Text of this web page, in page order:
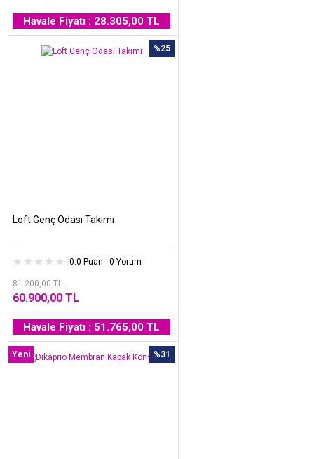
Havale Fiyatı : 28.305,00 TL
%25
Loft Genç Odası Takımı
0.0 Puan - 0 Yorum
81.200,00 TL
60.900,00 TL
Havale Fiyatı : 51.765,00 TL
%31
Yeni